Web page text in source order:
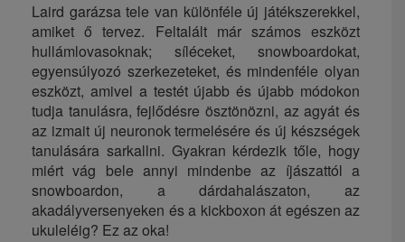
Laird garázsa tele van különféle új játékszerekkel,
amiket ő tervez. Feltalált már számos eszközt
hullámlovasoknak; síléceket, snowboardokat,
egyensúlyozó szerkezeteket, és mindenféle olyan
eszközt, amivel a testét újabb és újabb módokon
tudja tanulásra, fejlődésre ösztönözni, az agyát és
az izmait új neuronok termelésére és új készségek
tanulására sarkallni. Gyakran kérdezik tőle, hogy
miért vág bele annyi mindenbe az íjászattól a
snowboardon, a dárdahalászaton, az
akadályversenyeken és a kickboxon át egészen az
ukuleléig? Ez az oka!